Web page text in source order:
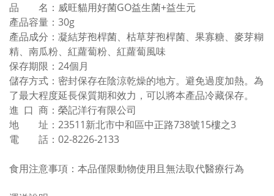
品 名：威旺貓用好菌GO益生菌+益生元
產品容量：30g
產品成分：凝結芽孢桿菌、枯草芽孢桿菌、果寡糖、麥芽糊
精、南瓜粉、紅蘿蔔粉、紅蘿蔔風味
保存期限：24個月
儲存方式：密封保存在陰涼乾燥的地方。避免過度加熱。為
了最大程度延長保質期和效力，可以將本產品冷藏保存。
進 口 商：榮記洋行有限公司
地 址：23511新北市中和區中正路738號15樓之3
電 話：02-8226-2133
食用注意事項：本品僅限動物使用且無法取代醫療行為